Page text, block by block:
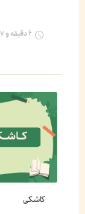
۶ دقیقه و ۴۷ ثانیه
کاشکی